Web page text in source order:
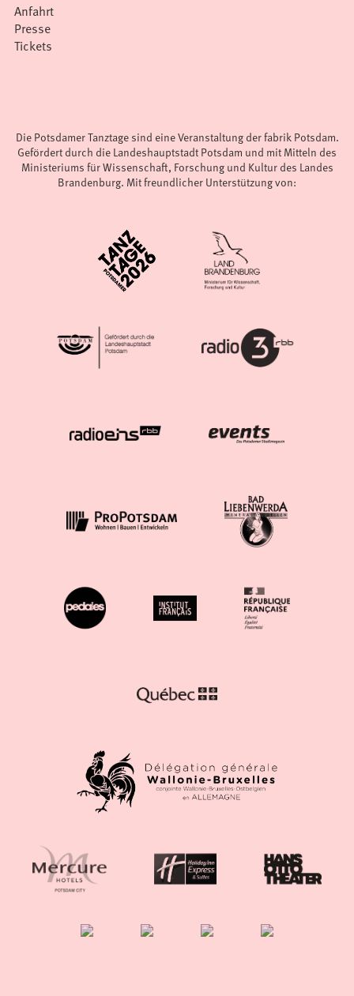
Anfahrt
Presse
Tickets
Die Potsdamer Tanztage sind eine Veranstaltung der fabrik Potsdam.
Gefördert durch die Landeshauptstadt Potsdam und mit Mitteln des
Ministeriums für Wissenschaft, Forschung und Kultur des Landes
Brandenburg. Mit freundlicher Unterstützung von: